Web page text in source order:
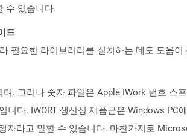
수 있습니다.
드
필요한 라이브러리를 설치하는 데도 도움이
. 그러나 숫자 파일은 Apple IWork 번호 스
니다. IWORT 생산성 제품군은 Windows
라고 말할 수 있습니다. 마찬가지로